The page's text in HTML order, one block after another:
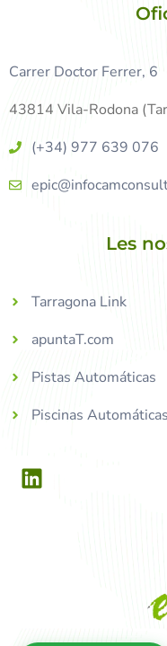
Carrer Doctor Ferrer, 6
43814 Vila-Rodona
(+34) 977 639 076
Les
Tarragona Link
apuntaT.com
Pistas Automáticas
Piscinas Automáticas